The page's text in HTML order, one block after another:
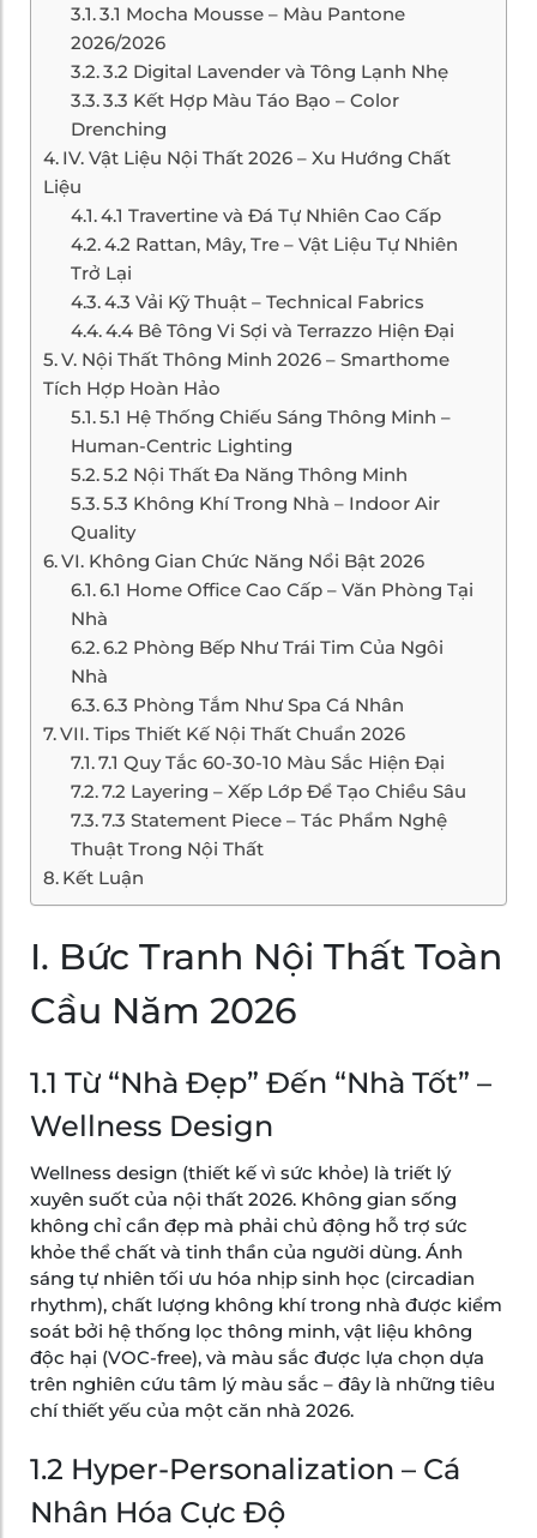
3.1 Mocha Mousse – Màu Pantone
2026/2026
3.2 Digital Lavender và Tông Lạnh Nhẹ
3.3 Kết Hợp Màu Táo Bạo – Color
Drenching
IV. Vật Liệu Nội Thất 2026 – Xu Hướng Chất
Liệu
4.1 Travertine và Đá Tự Nhiên Cao Cấp
4.2 Rattan, Mây, Tre – Vật Liệu Tự Nhiên
Trở Lại
4.3 Vải Kỹ Thuật – Technical Fabrics
4.4 Bê Tông Vi Sợi và Terrazzo Hiện Đại
V. Nội Thất Thông Minh 2026 – Smarthome
Tích Hợp Hoàn Hảo
5.1 Hệ Thống Chiếu Sáng Thông Minh –
Human-Centric Lighting
5.2 Nội Thất Đa Năng Thông Minh
5.3 Không Khí Trong Nhà – Indoor Air
Quality
VI. Không Gian Chức Năng Nổi Bật 2026
6.1 Home Office Cao Cấp – Văn Phòng Tại
Nhà
6.2 Phòng Bếp Như Trái Tim Của Ngôi
Nhà
6.3 Phòng Tắm Như Spa Cá Nhân
VII. Tips Thiết Kế Nội Thất Chuẩn 2026
7.1 Quy Tắc 60-30-10 Màu Sắc Hiện Đại
7.2 Layering – Xếp Lớp Để Tạo Chiều Sâu
7.3 Statement Piece – Tác Phẩm Nghệ
Thuật Trong Nội Thất
Kết Luận
I. Bức Tranh Nội Thất Toàn
Cầu Năm 2026
1.1 Từ “Nhà Đẹp” Đến “Nhà Tốt” –
Wellness Design
Wellness design (thiết kế vì sức khỏe) là triết lý
xuyên suốt của nội thất 2026. Không gian sống
không chỉ cần đẹp mà phải chủ động hỗ trợ sức
khỏe thể chất và tinh thần của người dùng. Ánh
sáng tự nhiên tối ưu hóa nhịp sinh học (circadian
rhythm), chất lượng không khí trong nhà được kiểm
soát bởi hệ thống lọc thông minh, vật liệu không
độc hại (VOC-free), và màu sắc được lựa chọn dựa
trên nghiên cứu tâm lý màu sắc – đây là những tiêu
chí thiết yếu của một căn nhà 2026.
1.2 Hyper-Personalization – Cá
Nhân Hóa Cực Độ